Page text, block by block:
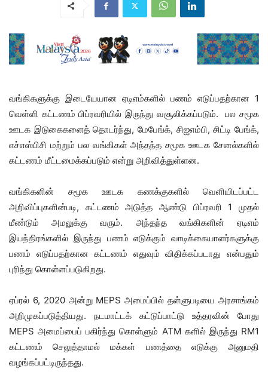
வங்கிகளுக்கு இடையேயான ஏடிஎம்களில் பணம் எடுப்பதற்கான 1
வெள்ளி கட்டணம் பிப்ரவரியில் இருந்து வசூலிக்கப்படும். பல சமூக
ஊடக இடுகைகளைத் தொடர்ந்து, மேபேங்க், சிஐஎம்பி, சிட்டி பேங்க்,
எச்எஸ்பிசி மற்றும் பல வங்கிகள் அந்தந்த சமூக ஊடக சேனல்களில்
கட்டணம் மீட்டமைக்கப்படும் என்று அறிவித்துள்ளன.
வங்கிகளின் சமூக ஊடக கணக்குகளில் வெளியிடப்பட்ட
அறிவிப்புகளின்படி, கட்டணம் அடுத்த ஆண்டு பிப்ரவரி 1 முதல்
மீண்டும் அமலுக்கு வரும். அந்தந்த வங்கிகளின் ஏடிஎம்
இயந்திரங்களில் இருந்து பணம் எடுக்கும் வாடிக்கையாளர்களுக்கு
பணம் எடுப்பதற்கான கட்டணம் எதுவும் விதிக்கப்படாது என்பதும்
புரிந்து கொள்ளப்படுகிறது.
ஏப்ரல் 6, 2020 அன்று MEPS அமைப்பில் தள்ளுபடியை அரசாங்கம்
அறிமுகப்படுத்தியது. நடமாட்டக் கட்டுப்பாட்டு உத்தரவின் போது
MEPS அமைப்பைப் பகிர்ந்து கொள்ளும் ATM களில் இருந்து RM1
கட்டணம் செலுத்தாமல் மக்கள் பணத்தை எடுக்கு அனுமதி
வழங்கப்பட்டிருந்தது.